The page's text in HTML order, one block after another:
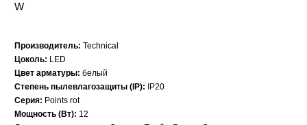
W
Производитель: Technical
Цоколь: LED
Цвет арматуры: белый
Степень пылевлагозащиты (IP):
IP20
Серия: Points rot
Мощность (Вт): 12